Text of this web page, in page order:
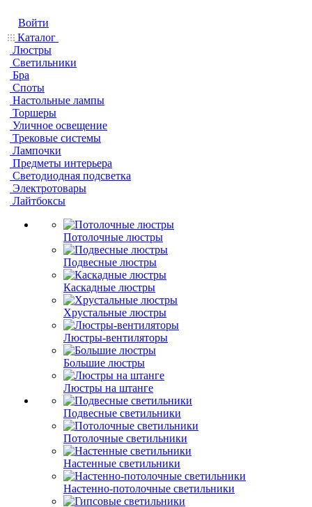
Войти
Каталог
Люстры
Светильники
Бра
Споты
Настольные лампы
Торшеры
Уличное освещение
Трековые системы
Лампочки
Предметы интерьера
Светодиодная подсветка
Электротовары
Лайтбоксы
Потолочные люстры
Подвесные люстры
Каскадные люстры
Хрустальные люстры
Люстры-вентиляторы
Большие люстры
Люстры на штанге
Подвесные светильники
Потолочные светильники
Настенные светильники
Настенно-потолочные светильники